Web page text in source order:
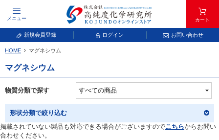
メニュー カート
新規会員登録 ログイン お問い合わせ
元素周期表をタップすると、拡大表示されます。拡大した表から元素記号をタップ
し、一覧へ移動してください。
HOME マグネシウム
マグネシウム
物質分類で探す
形状分類で絞り込む
掲載されていない製品も対応できる場合がございますのでこちらからお問い
合わせください。